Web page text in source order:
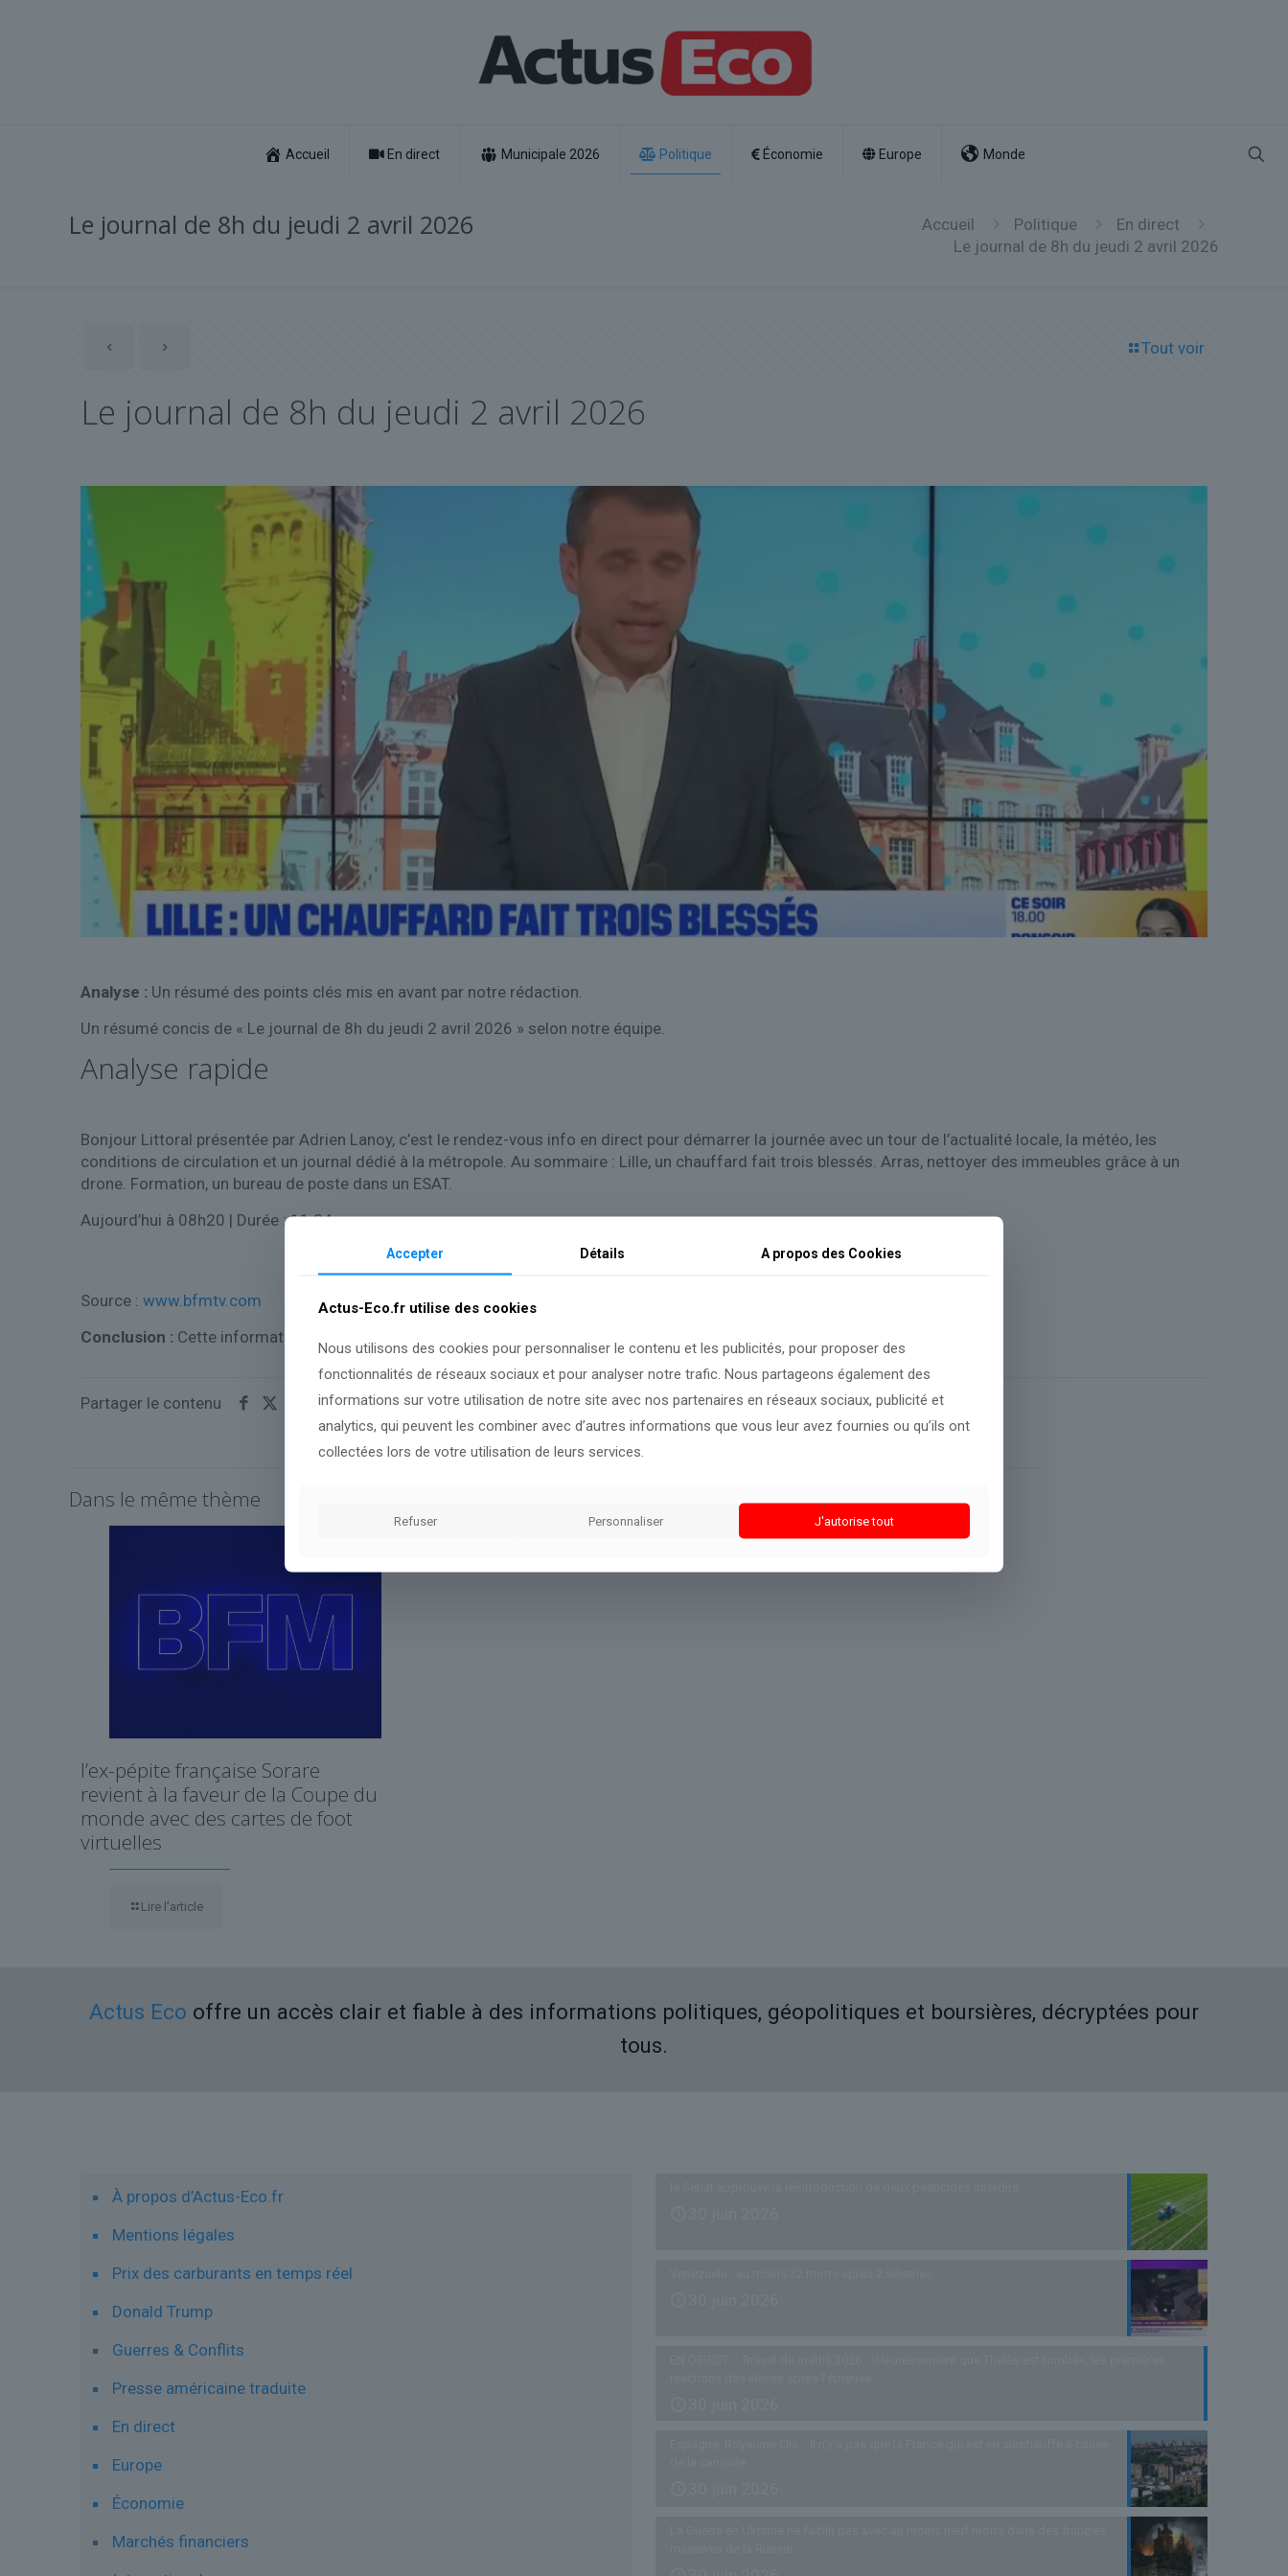
Accueil En direct Municipale 2026 Politique Économie Europe Monde
Le journal de 8h du jeudi 2 avril 2026 Accueil Politique
En direct
Le journal de 8h du jeudi 2 avril 2026
Tout voir
Le journal de 8h du jeudi 2 avril 2026
Analyse : Un résumé des points clés mis en avant par notre rédaction.
Un résumé concis de « Le journal de 8h du jeudi 2 avril 2026 » selon notre équipe.
Analyse rapide
Bonjour Littoral présentée par Adrien Lanoy, c’est le rendez-vous info en direct pour démarrer la journée avec un tour de l’actualité locale, la météo, les
conditions de circulation et un journal dédié à la métropole. Au sommaire : Lille, un chauffard fait trois blessés. Arras, nettoyer des immeubles grâce à un
drone. Formation, un bureau de poste dans un ESAT.
Aujourd’hui à 08h20 | Durée : 11:34
Source : www.bfmtv.com
Conclusion : Cette information sera réévaluée à mesure que de nouveaux éléments apparaissent.
Partager le contenu
Dans le même thème
l’ex-pépite française Sorare
revient à la faveur de la Coupe du
monde avec des cartes de foot
virtuelles
Lire l’article
Actus Eco offre un accès clair et fiable à des informations politiques, géopolitiques et boursières, décryptées pour
tous.
À propos d’Actus-Eco.fr
Mentions légales
Prix des carburants en temps réel
Donald Trump
Guerres & Conflits
Presse américaine traduite
En direct
Europe
Économie
Marchés financiers
Accepter Détails A propos des Cookies
Actus-Eco.fr utilise des cookies
Nous utilisons des cookies pour personnaliser le contenu et les publicités, pour proposer des
fonctionnalités de réseaux sociaux et pour analyser notre trafic. Nous partageons également des
informations sur votre utilisation de notre site avec nos partenaires en réseaux sociaux, publicité et
analytics, qui peuvent les combiner avec d’autres informations que vous leur avez fournies ou qu’ils ont
collectées lors de votre utilisation de leurs services.
Refuser Personnaliser J'autorise tout